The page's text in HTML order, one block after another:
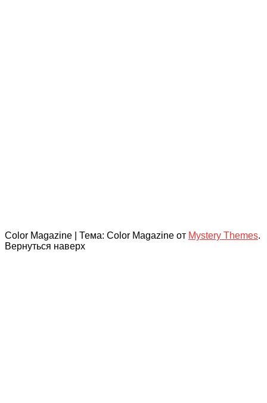
Color Magazine Тема: Color Magazine от Mystery Themes.
Вернуться наверх